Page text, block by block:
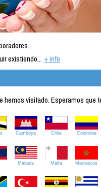
existiendo... + info
visitado. Esperamos que
Camboya Chile Colombia
Malasia Malta Marruecos